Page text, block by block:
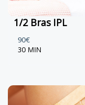
1/2 Bras IPL
90€
30 MIN